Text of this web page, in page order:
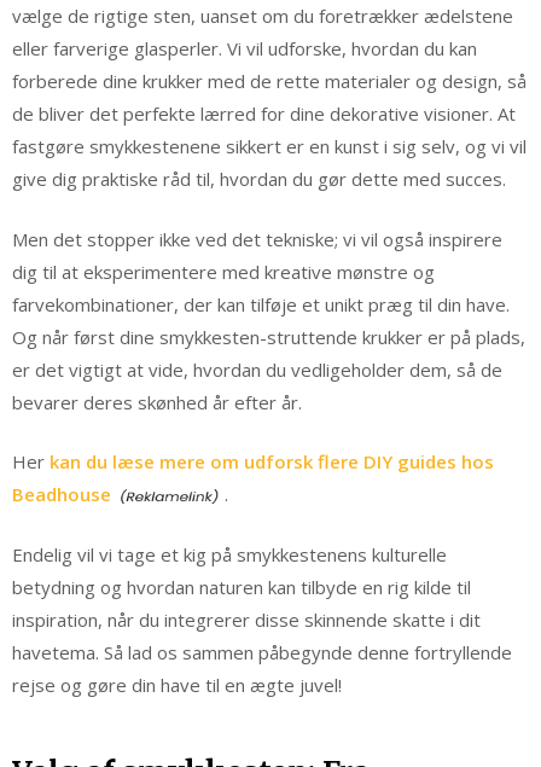
vælge de rigtige sten, uanset om du foretrækker ædelstene
eller farverige glasperler. Vi vil udforske, hvordan du kan
forberede dine krukker med de rette materialer og design, så
de bliver det perfekte lærred for dine dekorative visioner. At
fastgøre smykkestenene sikkert er en kunst i sig selv, og vi vil
give dig praktiske råd til, hvordan du gør dette med succes.
Men det stopper ikke ved det tekniske; vi vil også inspirere
dig til at eksperimentere med kreative mønstre og
farvekombinationer, der kan tilføje et unikt præg til din have.
Og når først dine smykkesten-struttende krukker er på plads,
er det vigtigt at vide, hvordan du vedligeholder dem, så de
bevarer deres skønhed år efter år.
Her kan du læse mere om udforsk flere DIY guides hos
Beadhouse
.
Endelig vil vi tage et kig på smykkestenens kulturelle
betydning og hvordan naturen kan tilbyde en rig kilde til
inspiration, når du integrerer disse skinnende skatte i dit
havetema. Så lad os sammen påbegynde denne fortryllende
rejse og gøre din have til en ægte juvel!